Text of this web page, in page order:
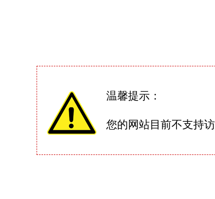
温馨提示：
您的网站目前不支持